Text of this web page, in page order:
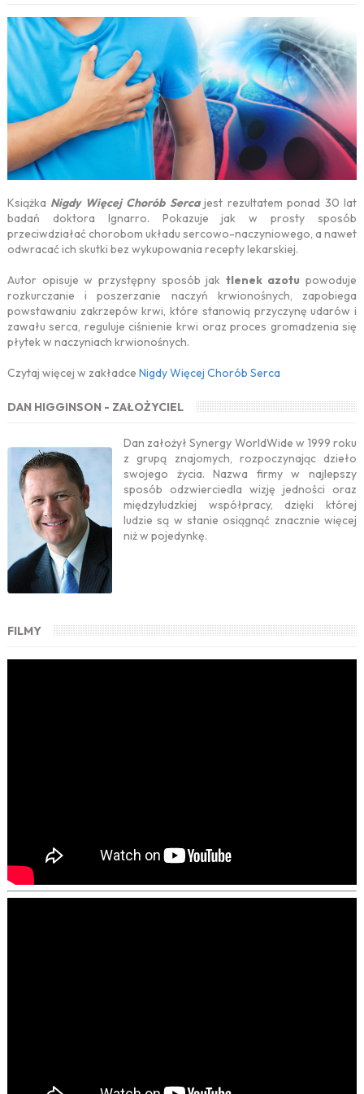
Książka Nigdy Więcej Chorób Sercajest rezultatem ponad 30 lat
badań doktora Ignarro. Pokazuje jak w prosty sposób
przeciwdziałać chorobom układu sercowo-naczyniowego, a nawet
odwracać ich skutki bez wykupowania recepty lekarskiej.
Autor opisuje w przystępny sposób jak tlenek azotu powoduje
rozkurczanie i poszerzanie naczyń krwionośnych, zapobiega
powstawaniu zakrzepów krwi, które stanowią przyczynę udarów i
zawału serca, reguluje ciśnienie krwi oraz proces gromadzenia się
płytek w naczyniach krwionośnych.
Czytaj więcej w zakładce Nigdy Więcej Chorób Serca
DAN HIGGINSON - ZAŁOŻYCIEL
Dan założył Synergy WorldWide w 1999 roku
z grupą znajomych, rozpoczynając dzieło
swojego życia. Nazwa firmy w najlepszy
sposób odzwierciedla wizję jedności oraz
międzyludzkiej współpracy, dzięki której
ludzie są w stanie osiągnąć znacznie więcej
niż w pojedynkę.
FILMY